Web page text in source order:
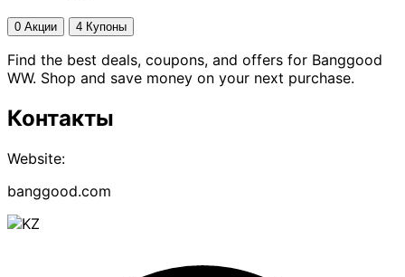
0 Акции 4 Купоны
Find the best deals, coupons, and offers for Banggood
WW. Shop and save money on your next purchase.
Контакты
Website:
banggood.com